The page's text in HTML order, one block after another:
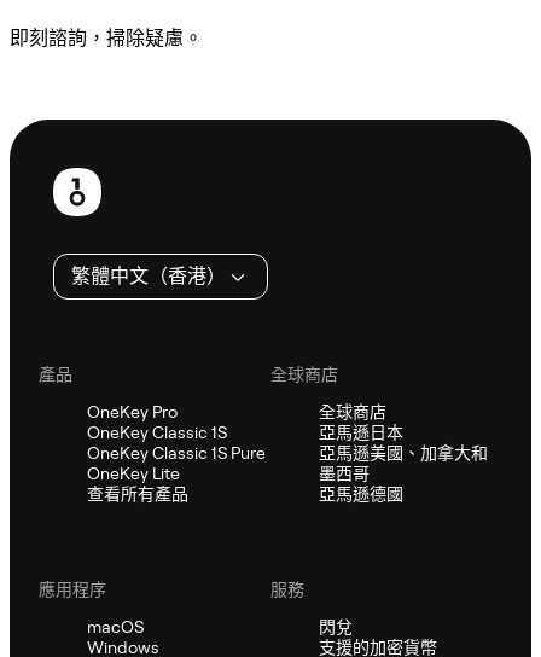
即刻諮詢，掃除疑慮。
頁
繁體中文（香港）
產品
OneKey Pro
OneKey Classic 1S
OneKey Classic 1S Pure
OneKey Lite
查看所有產品
全球商店
全球商店
亞馬遜日本
亞馬遜美國、加拿大和
墨西哥
亞馬遜德國
應用程序
macOS
Windows
服務
閃兌
支援的加密貨幣